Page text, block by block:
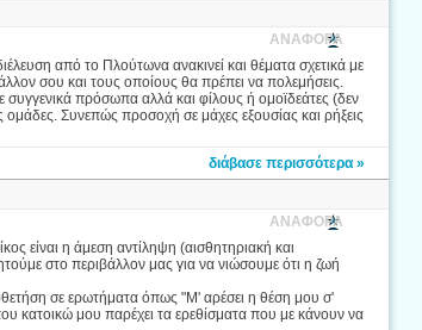
ΑΝΑΦΟΡΑ
από το Πλούτωνα ανακινεί και θέματα σχετικά με
σου και τους οποίους θα πρέπει να πολεμήσεις.
συγγενικά πρόσωπα αλλά και φίλους ή ομοϊδεάτες (δεν
ομάδες. Συνεπώς προσοχή σε μάχες εξουσίας και ρήξεις
διάβασε περισσότερα »
ΑΝΑΦΟΡΑ
είναι η άμεση αντίληψη (αισθητηριακή και
στο περιβάλλον μας για να νιώσουμε ότι η ζωή
σε ερωτήματα όπως "Μ' αρέσει η θέση μου σ'
κατοικώ μου παρέχει τα ερεθίσματα που με κάνουν να